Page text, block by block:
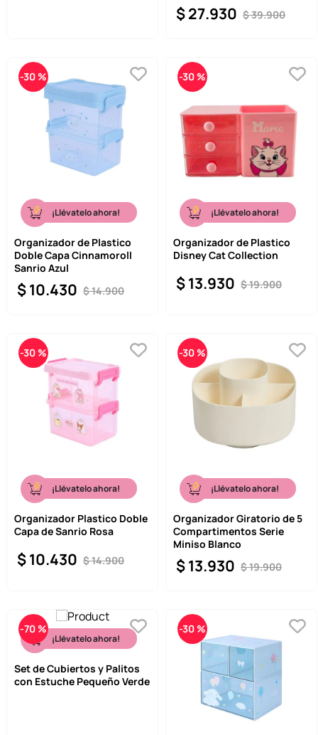
$39.900
$27.930
-30 %
¡Llévatelo ahora!
Organizador de Plastico
Doble Capa Cinnamoroll
Sanrio Azul
$14.900
$10.430
-30 %
¡Llévatelo ahora!
Organizador de Plastico
Disney Cat Collection
$19.900
$13.930
-30 %
¡Llévatelo ahora!
Organizador Plastico Doble
Capa de Sanrio Rosa
$14.900
$10.430
-30 %
¡Llévatelo ahora!
Organizador Giratorio de 5
Compartimentos Serie
Miniso Blanco
$19.900
$13.930
-70 %
¡Llévatelo ahora!
Set de Cubiertos y Palitos
con Estuche Pequeño Verde
-30 %